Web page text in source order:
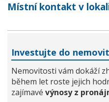
Místní kontakt v
Investujte do
Nemovitosti vám dokáží
během let roste jejich
zajímavé výnosy z